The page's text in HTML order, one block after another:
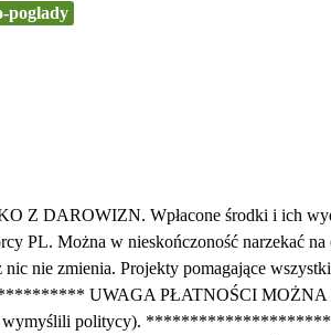
poglady
DAROWIZN. Wpłacone środki i ich
PL. Można w nieskończoność narzekać
nic nie zmienia. Projekty pomagające
UWAGA PŁATNOŚCI MOŻNA
tak wymyślili politycy).